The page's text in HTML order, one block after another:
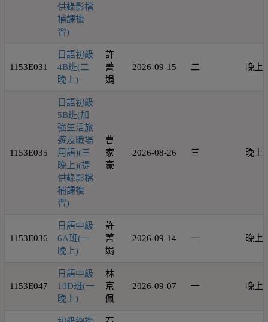
供錄影檔
補課複
習)
1153E031
日語初級
4B班(二
晚上)
許
菁
娟
2026-09-15 二 晚上
1153E035
日語初級
5B班(加
強生活旅
遊及職場
用語)(三
晚上)(提
供錄影檔
補課複
習)
曹
家
豪
2026-08-26 三 晚上
1153E036
日語中級
6A班(一
晚上)
許
菁
娟
2026-09-14 一 晚上
1153E047
日語中級
10D班(一
晚上)
林
京
佩
2026-09-07 一 晚上